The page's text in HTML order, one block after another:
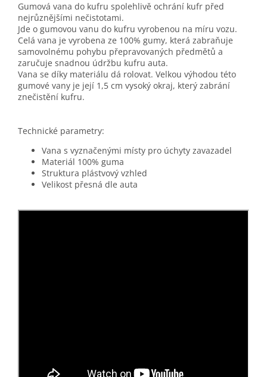
Gumová vana do kufru spolehlivě ochrání kufr před
nejrůznějšími nečistotami.
Jde o gumovou vanu do kufru vyrobenou na míru vozu.
Celá vana je vyrobena ze 100% gumy, která zabraňuje
samovolnému pohybu přepravovaných předmětů a
zaručuje snadnou údržbu kufru auta.
Vana se díky materiálu dá rolovat. Velkou výhodou této
gumové vany je její 1,5 cm vysoký okraj, který zabrání
znečistění kufru.
Technické parametry:
Vana s vyznačenými místy pro úchyty zavazadel
Materiál 100% guma
Struktura plástvový vzhled
Velikost přesná dle auta